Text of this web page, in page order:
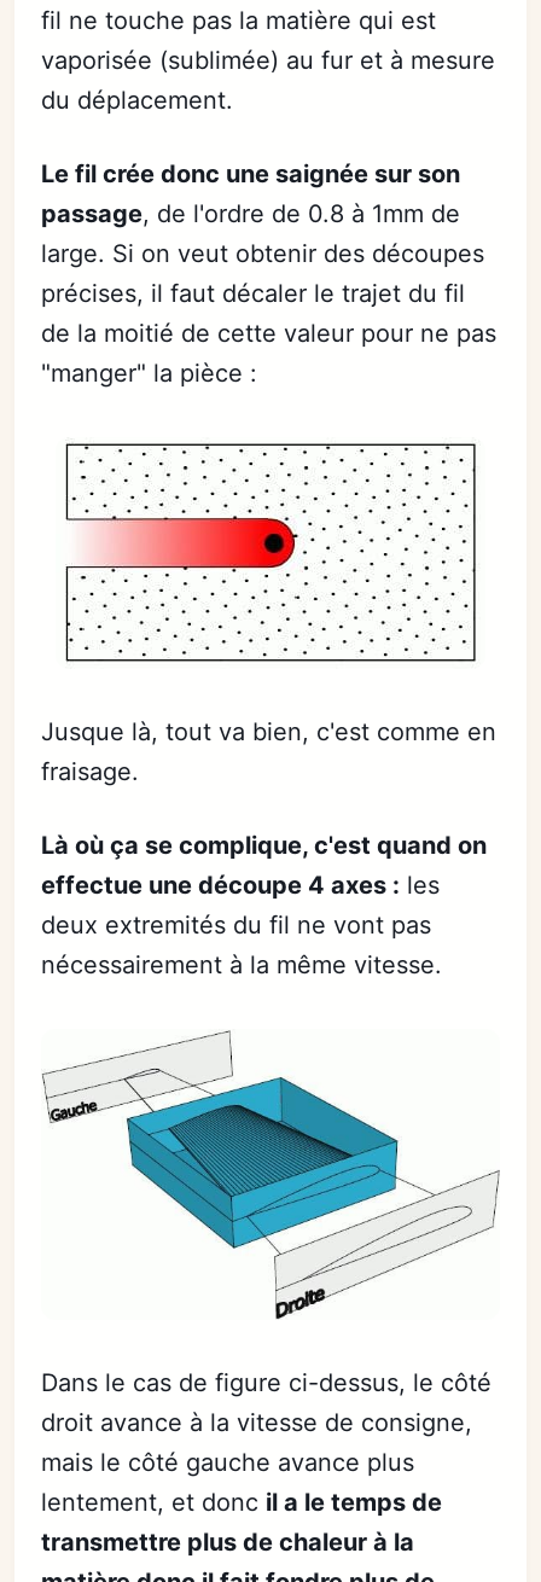
fil ne touche pas la matière qui est
vaporisée (sublimée) au fur et à mesure
du déplacement.
Le fil crée donc une saignée sur son
passage, de l'ordre de 0.8 à 1mm de
large. Si on veut obtenir des découpes
précises, il faut décaler le trajet du fil
de la moitié de cette valeur pour ne pas
"manger" la pièce :
Jusque là, tout va bien, c'est comme en
fraisage.
Là où ça se complique, c'est quand on
effectue une découpe 4 axes : les
deux extremités du fil ne vont pas
nécessairement à la même vitesse.
Dans le cas de figure ci-dessus, le côté
droit avance à la vitesse de consigne,
mais le côté gauche avance plus
lentement, et donc il a le temps de
transmettre plus de chaleur à la